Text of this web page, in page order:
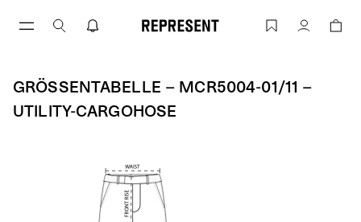
Inhalt
Größentabelle – MCR5004-01/11 –
Konto
GRÖSSENTABELLE – MCR5004-01/11 – U
TILITY-CARGOHOSE